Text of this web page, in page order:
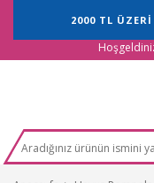
2000 TL